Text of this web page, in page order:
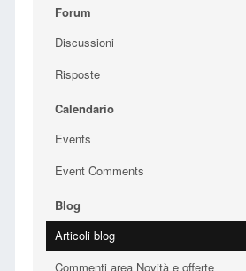
Forum
Discussioni
Risposte
Calendario
Events
Event Comments
Blog
Articoli blog
Commenti area Novità e offerte